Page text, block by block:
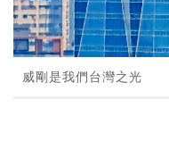
威剛是我們台灣之光